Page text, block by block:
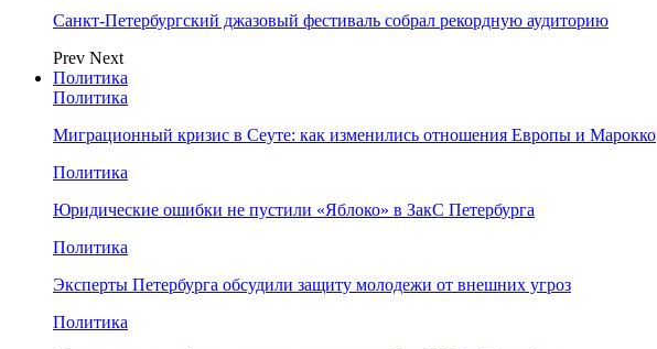
Санкт-Петербургский джазовый фестиваль собрал рекордную аудиторию
Prev Next
Политика
Политика
Миграционный кризис в Сеуте: как изменились отношения Европы и Марокко
Политика
Юридические ошибки не пустили «Яблоко» в ЗакС Петербурга
Политика
Эксперты Петербурга обсудили защиту молодежи от внешних угроз
Политика